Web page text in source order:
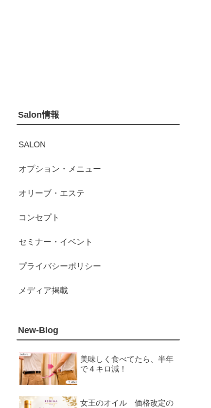
Salon情報
SALON
オプション・メニュー
オリーブ・エステ
コンセプト
セミナー・イベント
プライバシーポリシー
メディア掲載
New-Blog
美味しく食べてたら、半年
で４キロ減！
女王のオイル 価格改定の